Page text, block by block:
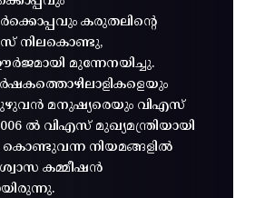
കരുതലിന്റെ
നിലകൊണ്ടു,
മുന്നേനയിച്ചു.
മനുഷ്യരെയും വിഎസ്
ൽ വിഎസ് മുഖ്യമന്ത്രിയായി
കൊണ്ടുവന്ന നിയമങ്ങളിൽ
കമ്മീഷൻ